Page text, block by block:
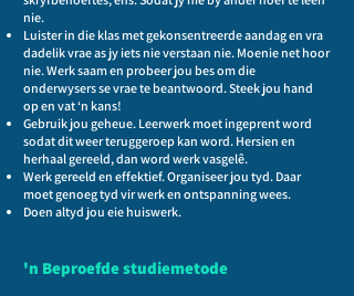
nie.
Luister in die klas met gekonsentreerde aandag en vra
dadelik vrae as jy iets nie verstaan nie. Moenie net hoor
nie. Werk saam en probeer jou bes om die
onderwysers se vrae te beantwoord. Steek jou hand
op en vat ‘n kans!
Gebruik jou geheue. Leerwerk moet ingeprent word
sodat dit weer teruggeroep kan word. Hersien en
herhaal gereeld, dan word werk vasgelê.
Werk gereeld en effektief. Organiseer jou tyd. Daar
moet genoeg tyd vir werk en ontspanning wees.
Doen altyd jou eie huiswerk.
'n Beproefde studiemetode